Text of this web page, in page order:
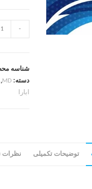
-
شناسه
دسته:MD
,
ابارا
توضیحات تکمیلی نظرات